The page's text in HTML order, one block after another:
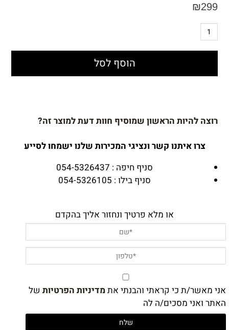
₪299
הוסף לסל
רוצה להיות הראשון שמוסיף חוות דעת למוצר זה?
צרו איתנו קשר ונציגי המכירות שלנו ישמחו לסייע
סניף חיפה : 054-5326437
סניף בילו : 054-5326105
או מלא פרטיך ונחזור אליך בהקדם
אני מאשר/ת כי קראתי והבנתי אתמדיניות הפרטיות של
האתר ואני מסכים/ה לה